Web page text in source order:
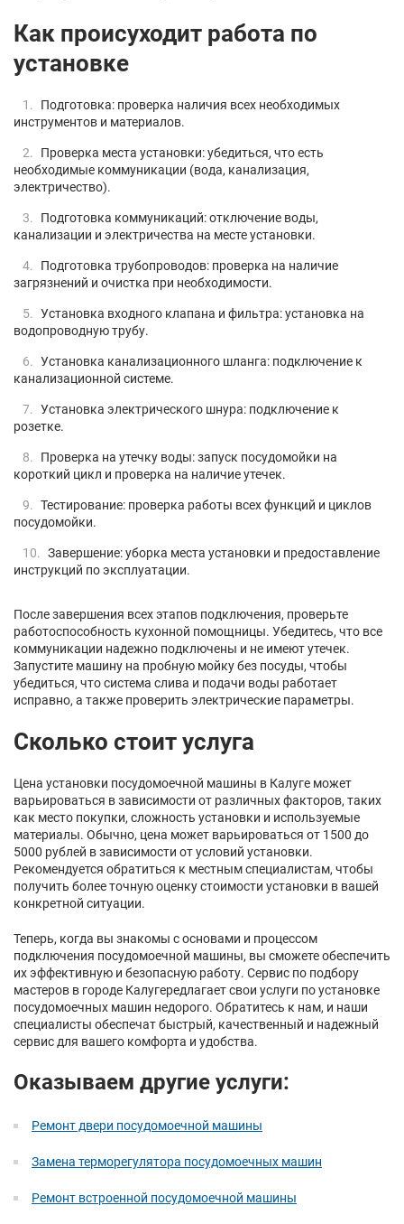
Как происуходит работа по
установке
Подготовка: проверка наличия всех необходимых
инструментов и материалов.
Проверка места установки: убедиться, что есть
необходимые коммуникации (вода, канализация,
электричество).
Подготовка коммуникаций: отключение воды,
канализации и электричества на месте установки.
Подготовка трубопроводов: проверка на наличие
загрязнений и очистка при необходимости.
Установка входного клапана и фильтра: установка на
водопроводную трубу.
Установка канализационного шланга: подключение к
канализационной системе.
Установка электрического шнура: подключение к
розетке.
Проверка на утечку воды: запуск посудомойки на
короткий цикл и проверка на наличие утечек.
Тестирование: проверка работы всех функций и циклов
посудомойки.
Завершение: уборка места установки и предоставление
инструкций по эксплуатации.
После завершения всех этапов подключения, проверьте
работоспособность кухонной помощницы. Убедитесь, что все
коммуникации надежно подключены и не имеют утечек.
Запустите машину на пробную мойку без посуды, чтобы
убедиться, что система слива и подачи воды работает
исправно, а также проверить электрические параметры.
Сколько стоит услуга
Цена установки посудомоечной машины в Калуге может
варьироваться в зависимости от различных факторов, таких
как место покупки, сложность установки и используемые
материалы. Обычно, цена может варьироваться от 1500 до
5000 рублей в зависимости от условий установки.
Рекомендуется обратиться к местным специалистам, чтобы
получить более точную оценку стоимости установки в вашей
конкретной ситуации.
Теперь, когда вы знакомы с основами и процессом
подключения посудомоечной машины, вы сможете обеспечить
их эффективную и безопасную работу. Сервис по подбору
мастеров в городе Калугередлагает свои услуги по установке
посудомоечных машин недорого. Обратитесь к нам, и наши
специалисты обеспечат быстрый, качественный и надежный
сервис для вашего комфорта и удобства.
Оказываем другие услуги:
Ремонт двери посудомоечной машины
Замена терморегулятора посудомоечных машин
Ремонт встроенной посудомоечной машины